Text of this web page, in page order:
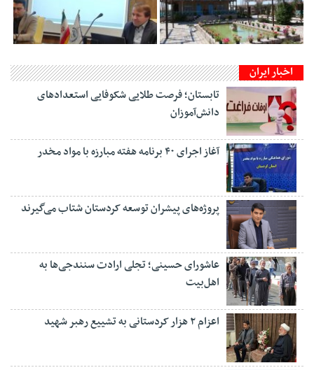
اخبار ایران
تابستان؛ فرصت طلایی شکوفایی استعدادهای
دانش‌آموزان
آغاز اجرای ۴۰ برنامه هفته مبارزه با مواد مخدر
پروژه‌های پیشران توسعه کردستان شتاب می‌گیرند
عاشورای حسینی؛ تجلی ارادت سنندجی‌ها به
اهل‌بیت
اعزام ۲ هزار کردستانی به تشییع رهبر شهید